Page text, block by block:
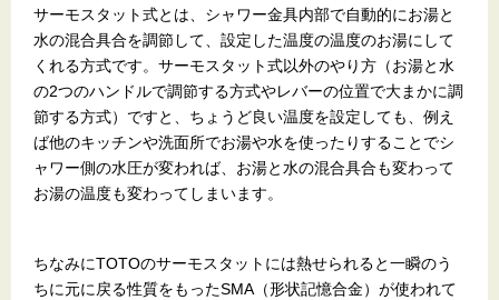
サーモスタット式とは、シャワー金具内部で自動的にお湯と
水の混合具合を調節して、設定した温度の温度のお湯にして
くれる方式です。サーモスタット式以外のやり方（お湯と水
の2つのハンドルで調節する方式やレバーの位置で大まかに調
節する方式）ですと、ちょうど良い温度を設定しても、例え
ば他のキッチンや洗面所でお湯や水を使ったりすることでシ
ャワー側の水圧が変われば、お湯と水の混合具合も変わって
お湯の温度も変わってしまいます。
ちなみにTOTOのサーモスタットには熱せられると一瞬のう
ちに元に戻る性質をもったSMA（形状記憶合金）が使われて